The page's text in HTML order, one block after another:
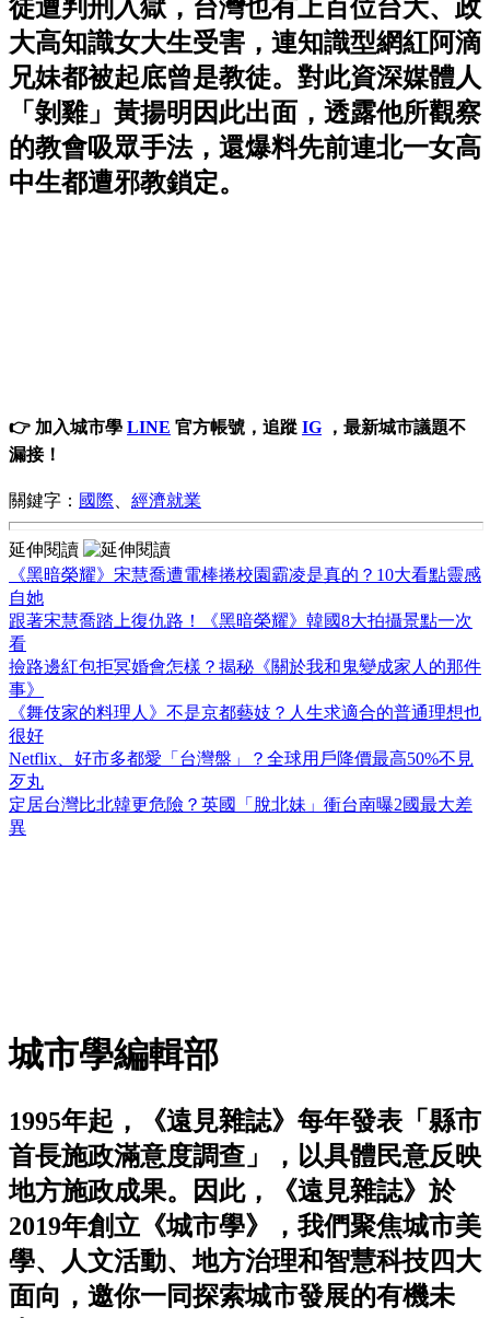
徒遭判刑入獄，台灣也有上百位台大、政
大高知識女大生受害，連知識型網紅阿滴
兄妹都被起底曾是教徒。對此資深媒體人
「剝雞」黃揚明因此出面，透露他所觀察
的教會吸眾手法，還爆料先前連北一女高
中生都遭邪教鎖定。
👉 加入城市學 LINE 官方帳號，追蹤 IG ，最新城市議題不
漏接！
關鍵字： 國際 經濟就業
延伸閱讀
《黑暗榮耀》宋慧喬遭電棒捲校園霸凌是真的？10大看點靈感
自她
跟著宋慧喬踏上復仇路！《黑暗榮耀》韓國8大拍攝景點一次
看
撿路邊紅包拒冥婚會怎樣？揭秘《關於我和鬼變成家人的那件
事》
《舞伎家的料理人》不是京都藝妓？人生求適合的普通理想也
很好
Netflix、好市多都愛「台灣盤」？全球用戶降價最高50%不見
歹丸
定居台灣比北韓更危險？英國「脫北妹」衝台南曝2國最大差
異
城市學編輯部
1995年起，《遠見雜誌》每年發表「縣市
首長施政滿意度調查」，以具體民意反映
地方施政成果。因此，《遠見雜誌》於
2019年創立《城市學》，我們聚焦城市美
學、人文活動、地方治理和智慧科技四大
面向，邀你一同探索城市發展的有機未